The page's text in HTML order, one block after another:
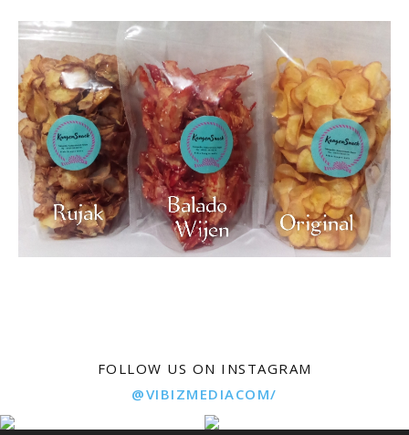
FOLLOW US ON INSTAGRAM
@VIBIZMEDIACOM/